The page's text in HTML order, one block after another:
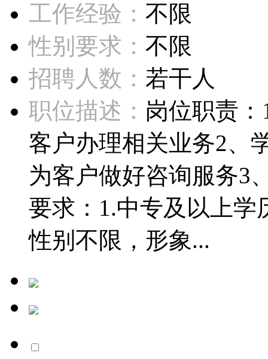
工作经验： 不限
性别要求： 不限
招聘人数： 若干人
职位描述： 岗位职责
客户办理相关业务2、
为客户做好咨询服务3
要求：1.中专及以上学
性别不限，形象...